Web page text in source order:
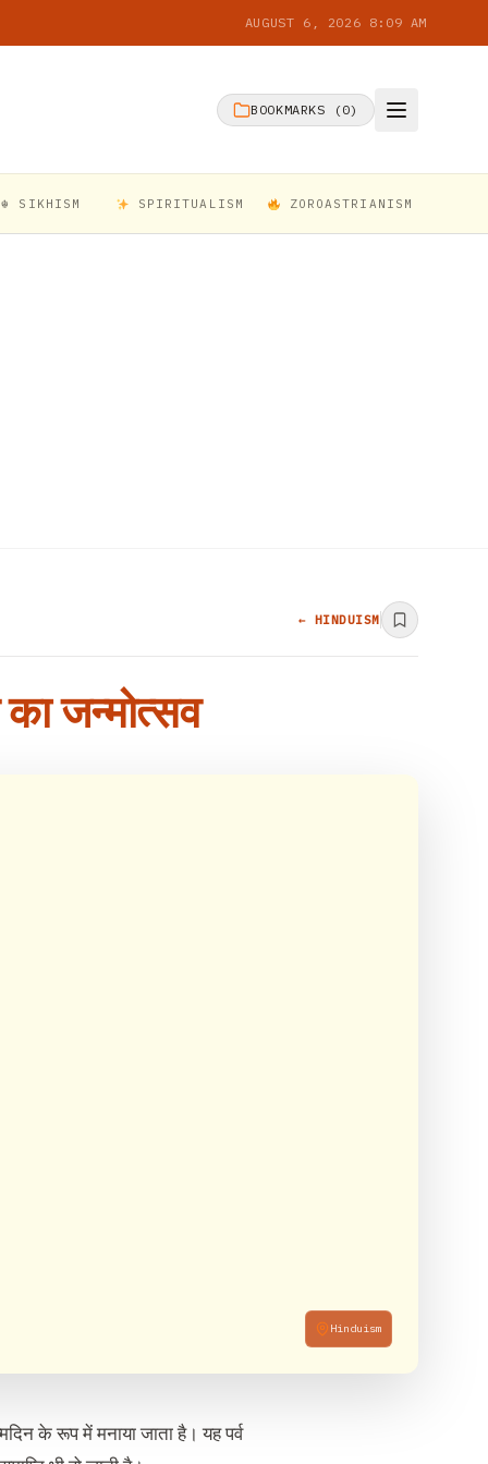
AUGUST 6, 2026 8:09 AM
BOOKMARKS ( 0)
☬ SIKHISM SPIRITUALISM ZOROASTRIANISM
← HINDUISM
जन्मोत्सव
Hinduism
के रूप में मनाया जाता है। यह पर्व